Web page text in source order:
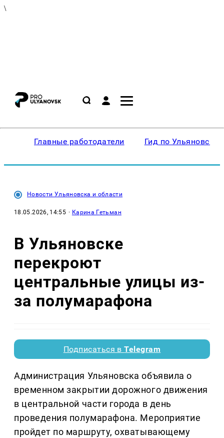
\
Главные работодатели Гид по Ульяновску
Новости Ульяновска и области
18.05.2026, 14:55 · Карина Гетьман
В Ульяновске
перекроют
центральные улицы из-
за полумарафона
Подписаться вTelegram
Администрация Ульяновска объявила о
временном закрытии дорожного движения
в центральной части города в день
проведения полумарафона. Мероприятие
пройдет по маршруту, охватывающему